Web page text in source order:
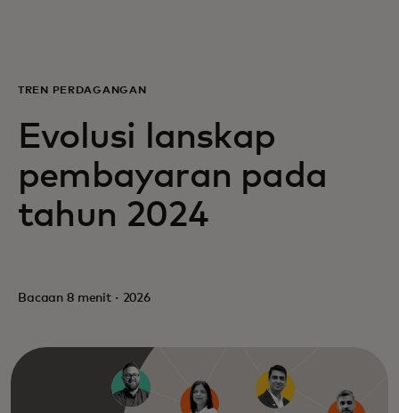
Untuk bisnis
Untuk dunia
Untuk inovator
TREN PERDAGANGAN
Evolusi lanskap
pembayaran pada
tahun 2024
Bacaan 8 menit · 2026